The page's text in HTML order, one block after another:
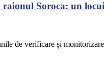
raionul Soroca: un
de verificare și